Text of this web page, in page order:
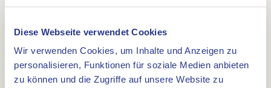
Diese Webseite verwendet Cookies
Wir verwenden Cookies, um Inhalte und Anzeigen zu
personalisieren, Funktionen für soziale Medien anbieten
zu können und die Zugriffe auf unsere Website zu
und an dem man mittags und abends essen kann.
Wenn Sie wissen möchten, was wir servieren,
schauen Sie auf unserer Website nach dem Menü.